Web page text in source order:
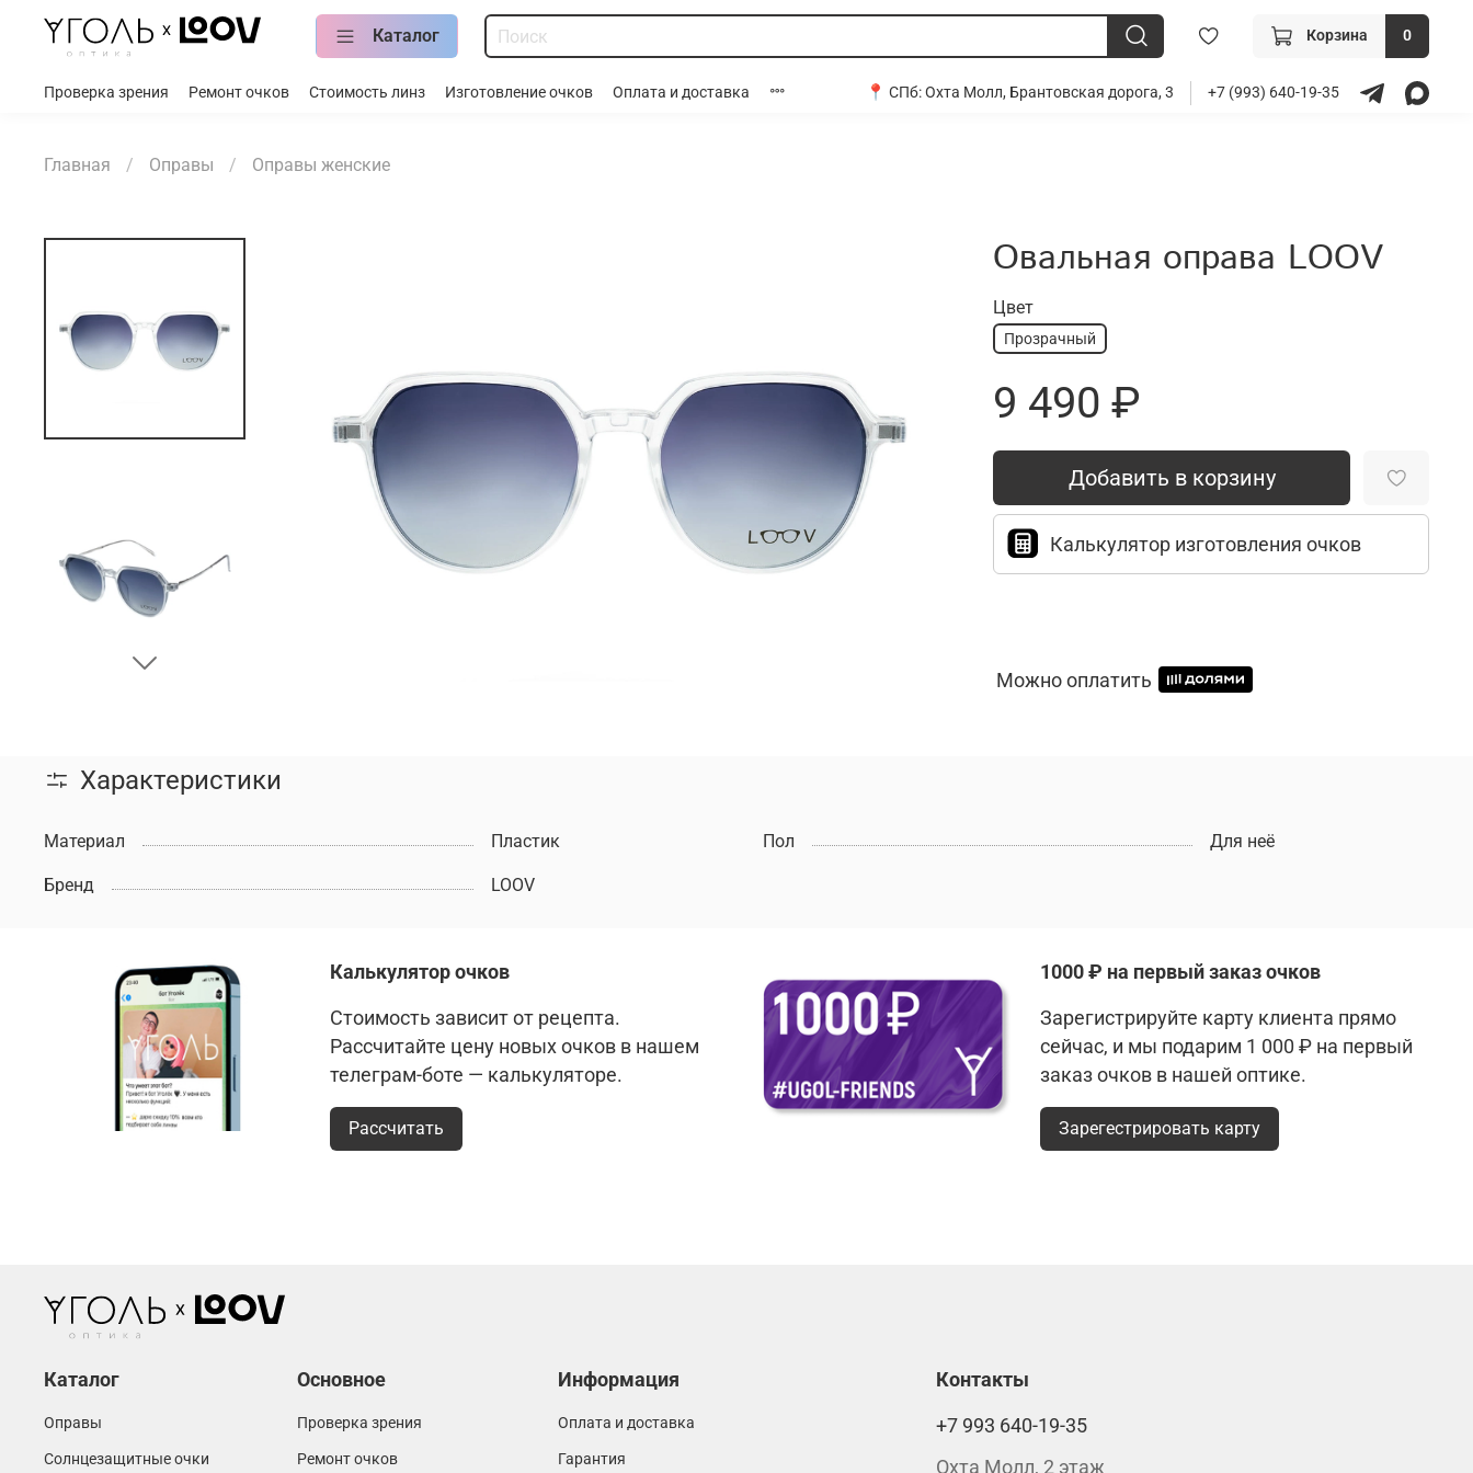
Каталог Корзина 0
Проверка зрения Ремонт очков Стоимость линз Изготовление очков Оплата и доставка 📍 СПб:Охта Молл, Брантовская дорога, 3 +7 (993) 640-19-35
Главная Оправы Оправы женские
Овальная оправа LOOV
Цвет
Прозрачный
9 490 ₽
Добавить в корзину
Калькулятор изготовления очков
Можно оплатить
Характеристики
Материал Пластик Пол Для неё
Бренд LOOV
Калькулятор очков
Стоимость зависит от рецепта.
Рассчитайте цену новых очков в нашем
телеграм-боте — калькуляторе.
Рассчитать
1000 ₽ на первый заказ очков
Зарегистрируйте карту клиента прямо
сейчас, и мы подарим 1 000 ₽ на первый
заказ очков в нашей оптике.
Зарегестрировать карту
Каталог
Оправы
Солнцезащитные очки
Основное
Проверка зрения
Ремонт очков
Информация
Оплата и доставка
Гарантия
Контакты
+7 993 640-19-35
Охта Молл, 2 этаж